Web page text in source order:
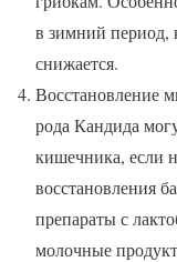
в зимний период,
снижается.
Восстановление
рода Кандида
кишечника, если
восстановления
препараты с
молочные